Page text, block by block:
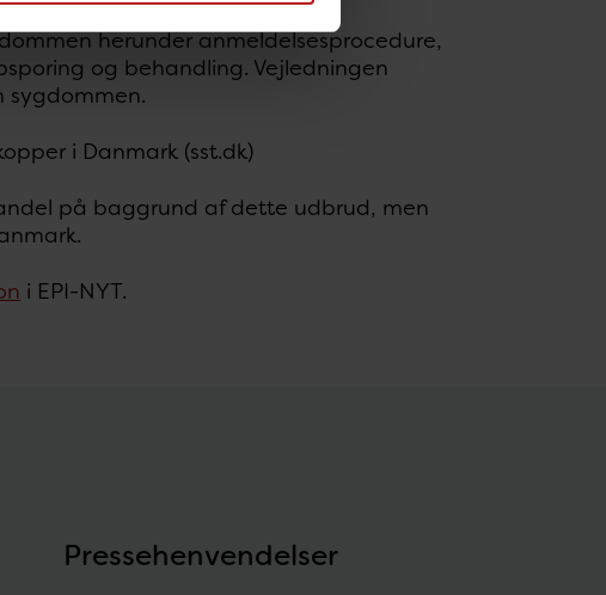
herunder anmeldelsesprocedure,
og behandling. Vejledningen
sygdommen.
i Danmark (sst.dk)
på baggrund af dette udbrud, men
i EPI-NYT.
Pressehenvendelser